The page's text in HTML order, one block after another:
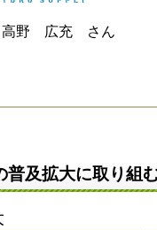
高野 広充 さん
普及拡大に取り組